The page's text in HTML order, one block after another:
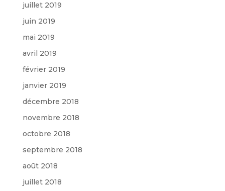
juillet 2019
juin 2019
mai 2019
avril 2019
février 2019
janvier 2019
décembre 2018
novembre 2018
octobre 2018
septembre 2018
août 2018
juillet 2018